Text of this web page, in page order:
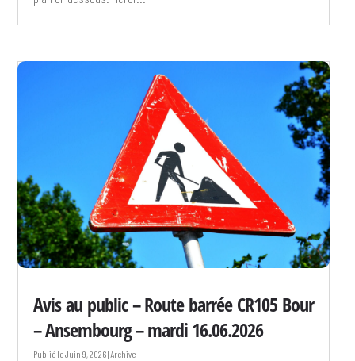
Avis au public – Route barrée CR105 Bour
– Ansembourg – mardi 16.06.2026
Juin 9, 2026| Archive